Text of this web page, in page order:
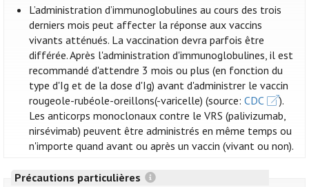
L’administration d’immunoglobulines au cours des trois
derniers mois peut affecter la réponse aux vaccins
vivants atténués. La vaccination devra parfois être
différée. Après l'administration d'immunoglobulines, il est
recommandé d'attendre 3 mois ou plus (en fonction du
type d'Ig et de la dose d'Ig) avant d'administrer le vaccin
rougeole-rubéole-oreillons(-varicelle) (source:CDC
).
Les anticorps monoclonaux contre le VRS (palivizumab,
nirsévimab) peuvent être administrés en même temps ou
n'importe quand avant ou après un vaccin (vivant ou non).
Précautions particulières